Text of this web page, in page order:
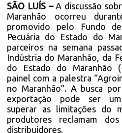
SÃO LUÍS –A discussão
Maranhão ocorreu
promovido pelo Fundo
Pecuária do Estado do
parceiros na semana
Indústria do Maranhão, da
do Estado do Maranhão
painel com a palestra
no Maranhão”. A busca
exportação pode ser
superar as limitações do
produtores reclamam
distribuidores.